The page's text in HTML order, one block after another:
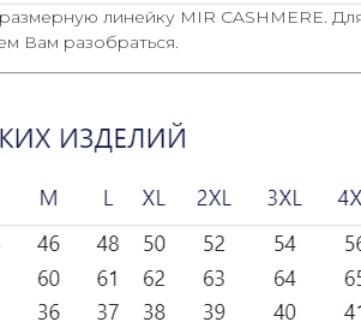
линейку MIR CASHMERE.
Вам разобраться.